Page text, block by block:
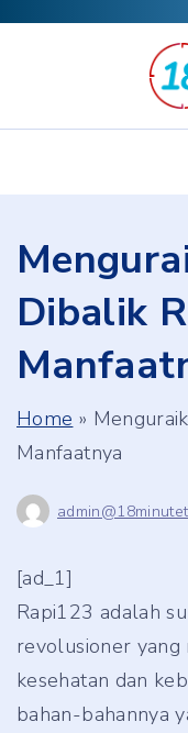
Dibalik
Home »
Manfaatnya
[ad_1]
Rapi123 adalah
revolusioner yang
kesehatan dan
bahan-bahannya